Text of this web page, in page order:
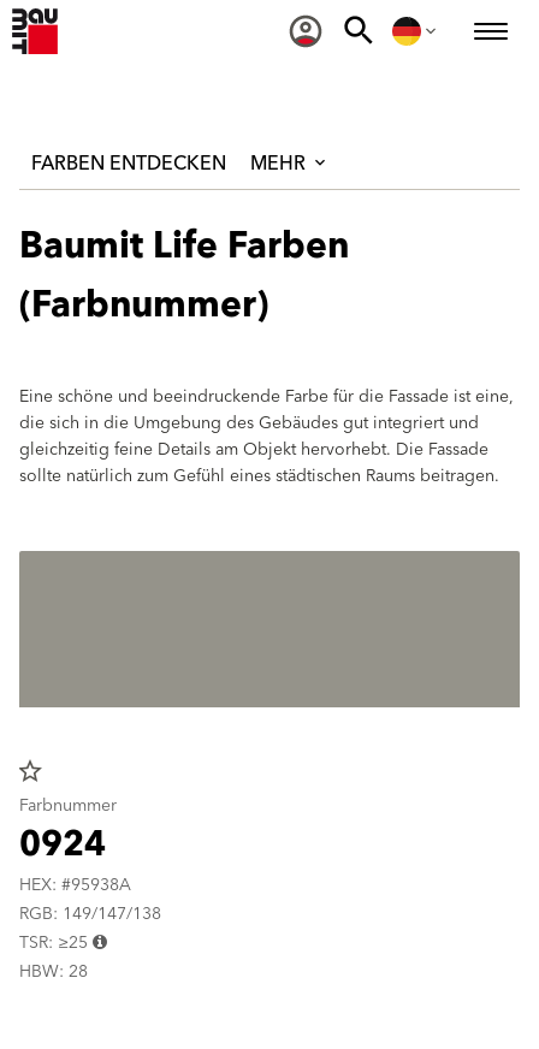
FARBEN ENTDECKEN MEHR
Baumit Life Farben
(Farbnummer)
Eine schöne und beeindruckende Farbe für die Fassade ist eine,
die sich in die Umgebung des Gebäudes gut integriert und
gleichzeitig feine Details am Objekt hervorhebt. Die Fassade
sollte natürlich zum Gefühl eines städtischen Raums beitragen.
star_border
Farbnummer
0924
HEX: #95938A
RGB: 149/147/138
TSR: ≥25
HBW: 28